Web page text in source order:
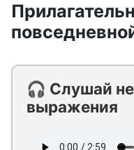
🎧 Слушай
выражения